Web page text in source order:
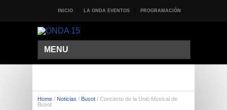
INICIO LA ONDA EVENTOS PROGRAMACIÓN
MENU
Home / Noticias / Busot / Concierto de la Unió Musical de
Busot